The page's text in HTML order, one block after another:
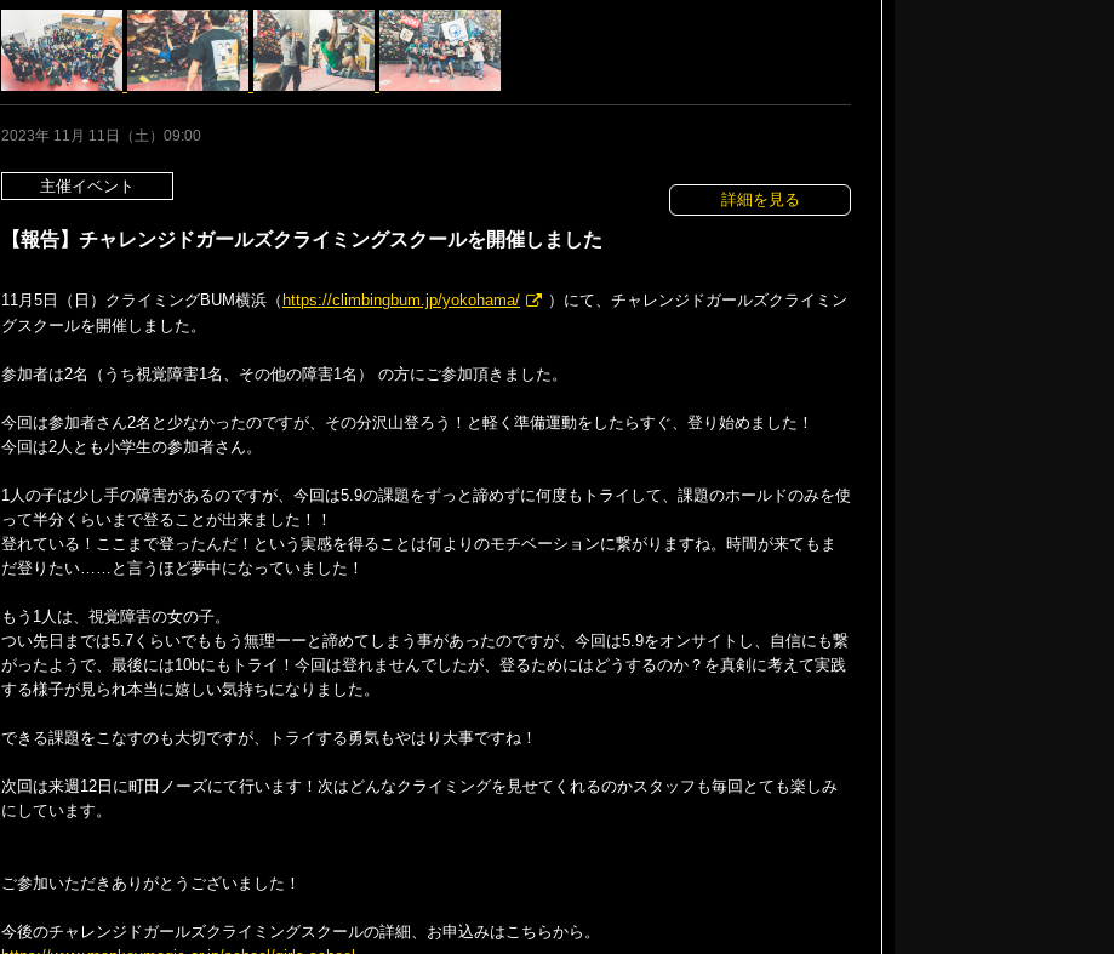
2023年 11月 11日（土）09:00
主催イベント
詳細を見る
【報告】チャレンジドガールズクライミングスクールを開催しました
11月5日（日）クライミングBUM横浜（https://climbingbum.jp/yokohama/
）にて、チャレンジドガールズクライミン
グスクールを開催しました。
参加者は2名（うち視覚障害1名、その他の障害1名） の方にご参加頂きました。
今回は参加者さん2名と少なかったのですが、その分沢山登ろう！と軽く準備運動をしたらすぐ、登り始めました！
今回は2人とも小学生の参加者さん。
1人の子は少し手の障害があるのですが、今回は5.9の課題をずっと諦めずに何度もトライして、課題のホールドのみを使
って半分くらいまで登ることが出来ました！！
登れている！ここまで登ったんだ！という実感を得ることは何よりのモチベーションに繋がりますね。時間が来てもま
だ登りたい……と言うほど夢中になっていました！
もう1人は、視覚障害の女の子。
つい先日までは5.7くらいでももう無理ーーと諦めてしまう事があったのですが、今回は5.9をオンサイトし、自信にも繋
がったようで、最後には10bにもトライ！今回は登れませんでしたが、登るためにはどうするのか？を真剣に考えて実践
する様子が見られ本当に嬉しい気持ちになりました。
できる課題をこなすのも大切ですが、トライする勇気もやはり大事ですね！
次回は来週12日に町田ノーズにて行います！次はどんなクライミングを見せてくれるのかスタッフも毎回とても楽しみ
にしています。
ご参加いただきありがとうございました！
今後のチャレンジドガールズクライミングスクールの詳細、お申込みはこちらから。